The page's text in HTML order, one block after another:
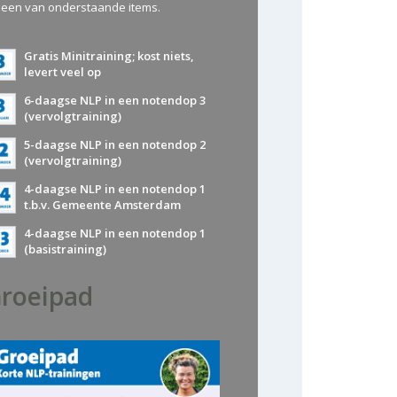
van onderstaande items.
Gratis Minitraining; kost niets,
levert veel op
6-daagse NLP in een notendop 3
(vervolgtraining)
5-daagse NLP in een notendop 2
(vervolgtraining)
4-daagse NLP in een notendop 1
t.b.v. Gemeente Amsterdam
4-daagse NLP in een notendop 1
(basistraining)